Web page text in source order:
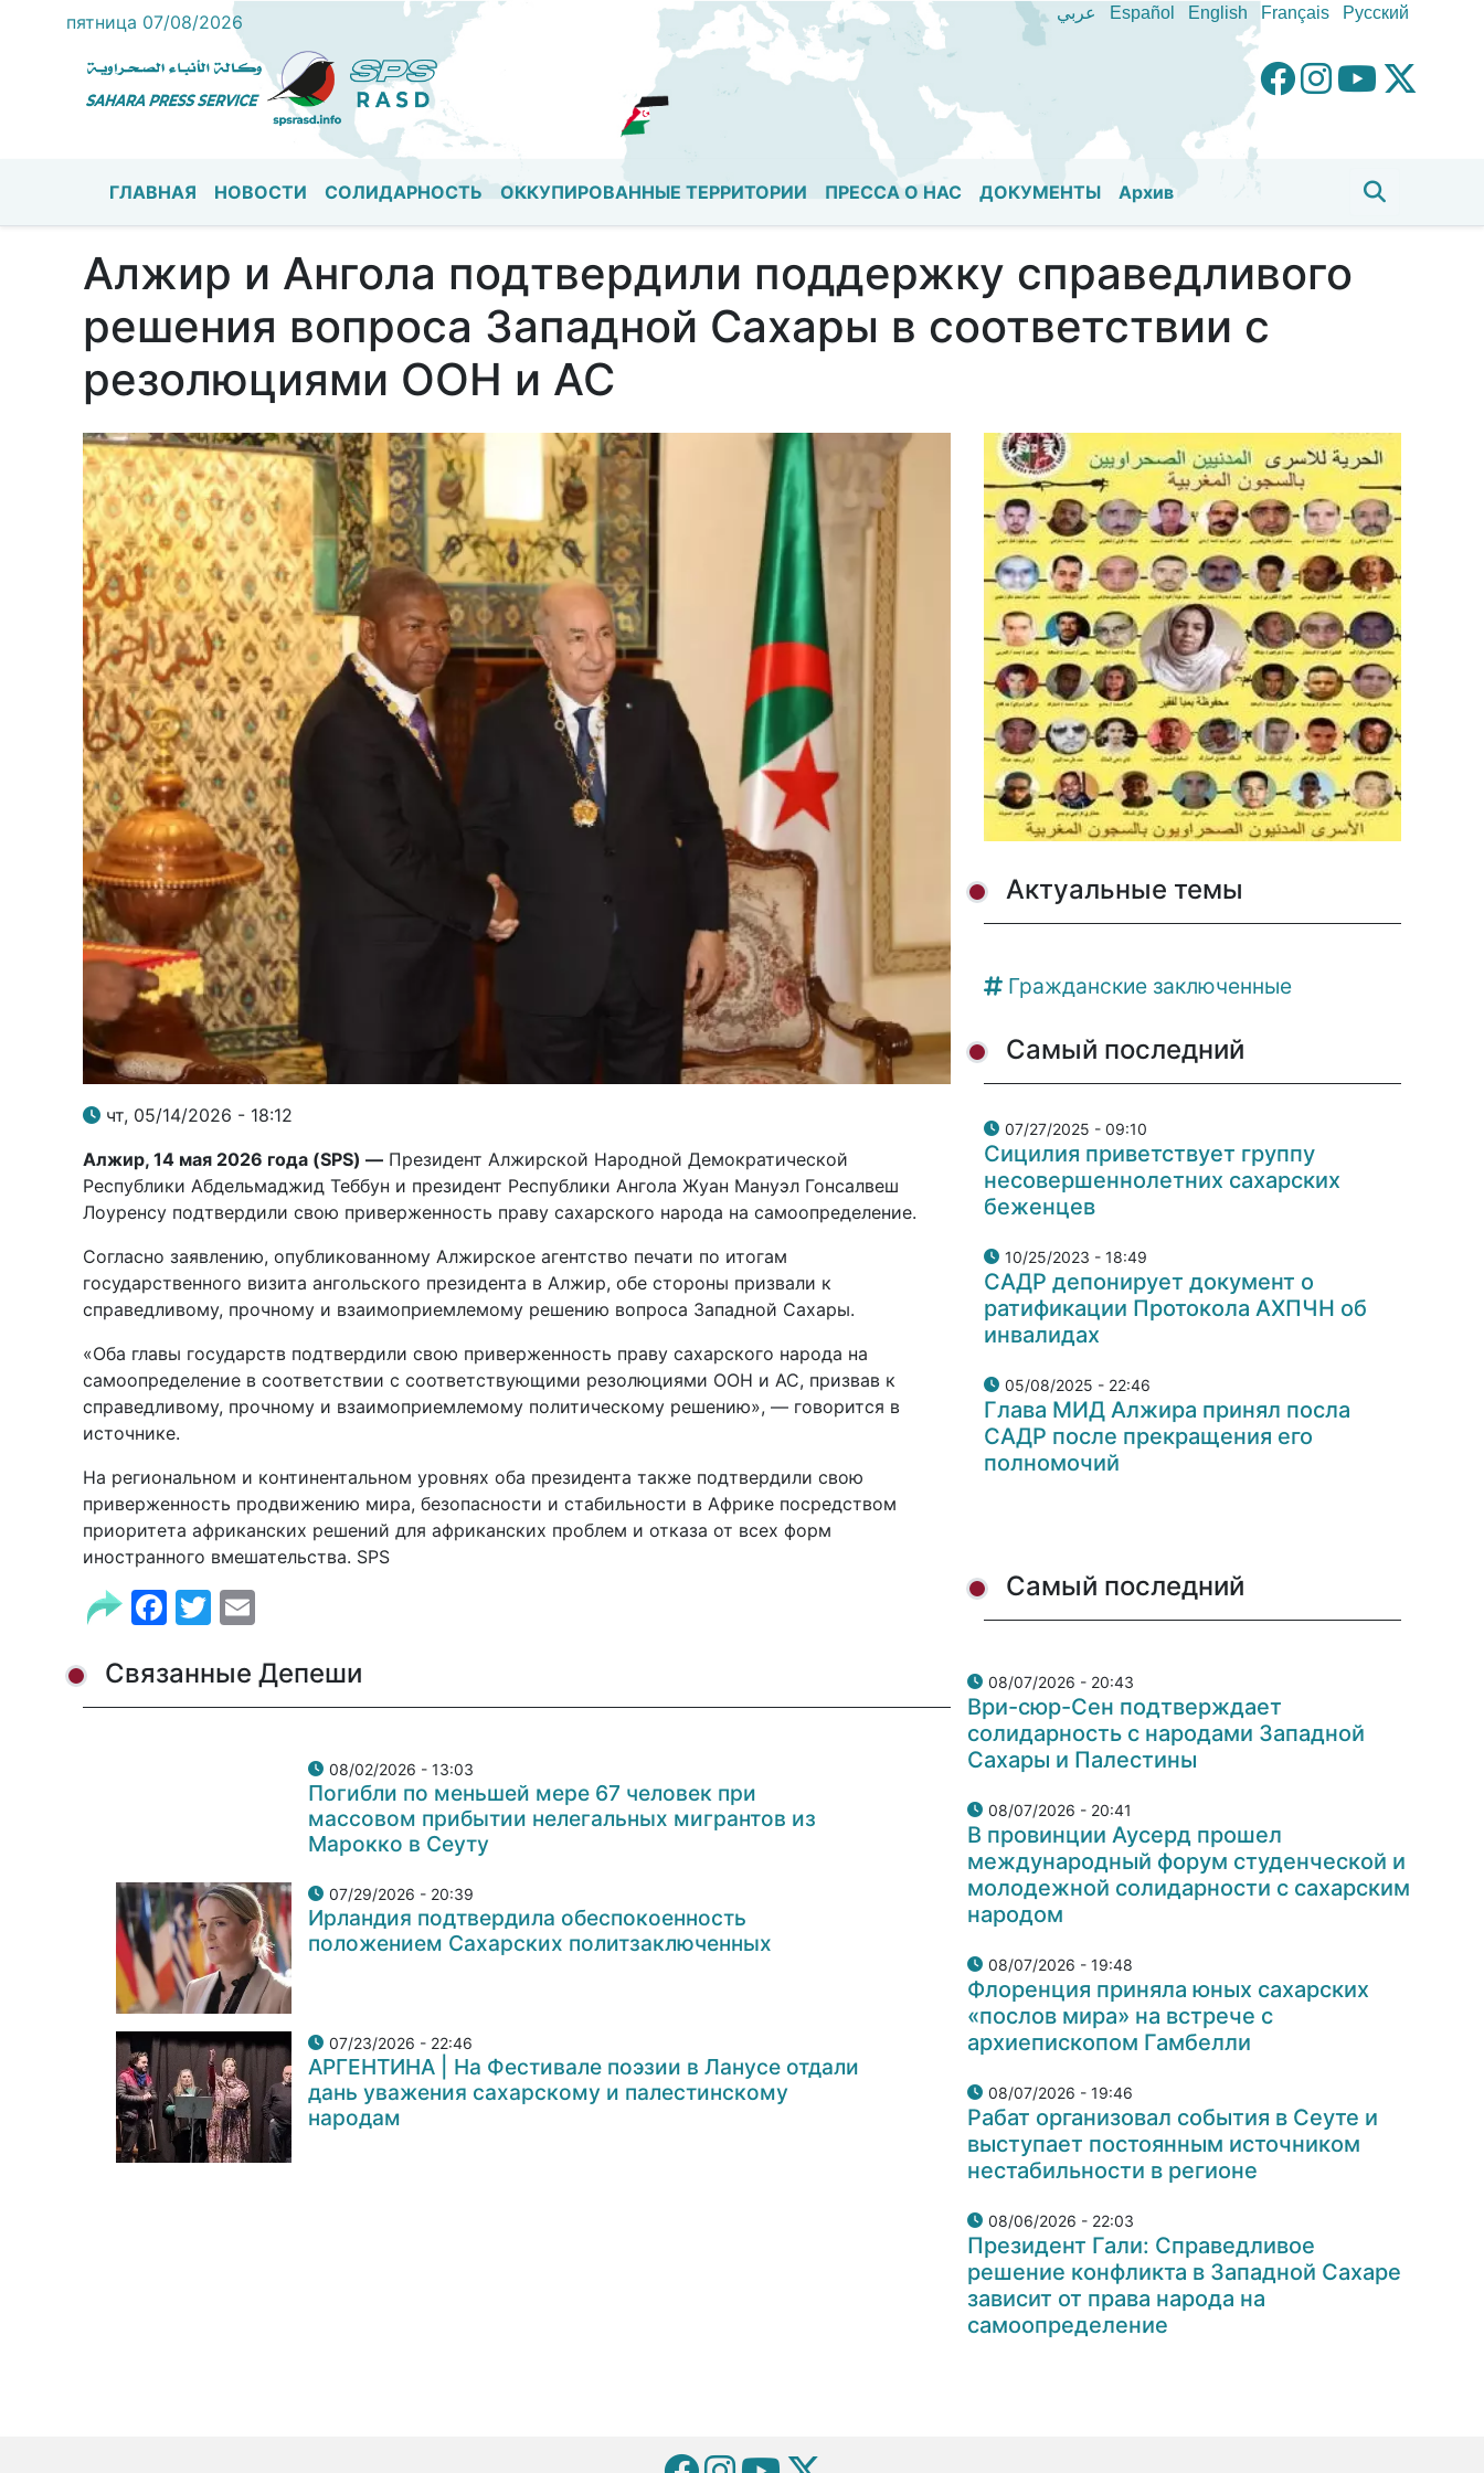
Перейти
к
основному
содержанию
пятница 07/08/2026 عربي Español English Français Pусский
ГЛАВНАЯ НОВОСТИ СОЛИДАРНОСТЬ ОККУПИРОВАННЫЕ ТЕРРИТОРИИ ПРЕССА О НАС ДОКУМЕНТЫ Aрхив
Алжир и Ангола подтвердили поддержку справедливого
решения вопроса Западной Сахары в соответствии с
резолюциями ООН и АС
чт, 05/14/2026 - 18:12
Алжир, 14 мая 2026 года (SPS) — Президент Алжирской Народной Демократической
Республики Абдельмаджид Теббун и президент Республики Ангола Жуан Мануэл Гонсалвеш
Лоуренсу подтвердили свою приверженность праву сахарского народа на самоопределение.
Согласно заявлению, опубликованному Алжирское агентство печати по итогам
государственного визита ангольского президента в Алжир, обе стороны призвали к
справедливому, прочному и взаимоприемлемому решению вопроса Западной Сахары.
«Оба главы государств подтвердили свою приверженность праву сахарского народа на
самоопределение в соответствии с соответствующими резолюциями ООН и АС, призвав к
справедливому, прочному и взаимоприемлемому политическому решению», — говорится в
источнике.
На региональном и континентальном уровнях оба президента также подтвердили свою
приверженность продвижению мира, безопасности и стабильности в Африке посредством
приоритета африканских решений для африканских проблем и отказа от всех форм
иностранного вмешательства. SPS
Facebook
Twitter
Связанные Депеши
08/02/2026 - 13:03
Погибли по меньшей мере 67 человек при
массовом прибытии нелегальных мигрантов из
Марокко в Сеуту
07/29/2026 - 20:39
Ирландия подтвердила обеспокоенность
положением Сахарских политзаключенных
07/23/2026 - 22:46
АРГЕНТИНА | На Фестивале поэзии в Ланусе отдали
дань уважения сахарскому и палестинскому
народам
Актуальные темы
Гражданские заключенные
Самый последний
07/27/2025 - 09:10
Сицилия приветствует группу
несовершеннолетних сахарских
беженцев
10/25/2023 - 18:49
САДР депонирует документ о
ратификации Протокола АХПЧН об
инвалидах
05/08/2025 - 22:46
Глава МИД Алжира принял посла
САДР после прекращения его
полномочий
Самый последний
08/07/2026 - 20:43
Ври-сюр-Сен подтверждает
солидарность с народами Западной
Сахары и Палестины
08/07/2026 - 20:41
В провинции Аусерд прошел
международный форум студенческой и
молодежной солидарности с сахарским
народом
08/07/2026 - 19:48
Флоренция приняла юных сахарских
«послов мира» на встрече с
архиепископом Гамбелли
08/07/2026 - 19:46
Рабат организовал события в Сеуте и
выступает постоянным источником
нестабильности в регионе
08/06/2026 - 22:03
Президент Гали: Справедливое
решение конфликта в Западной Сахаре
зависит от права народа на
самоопределение